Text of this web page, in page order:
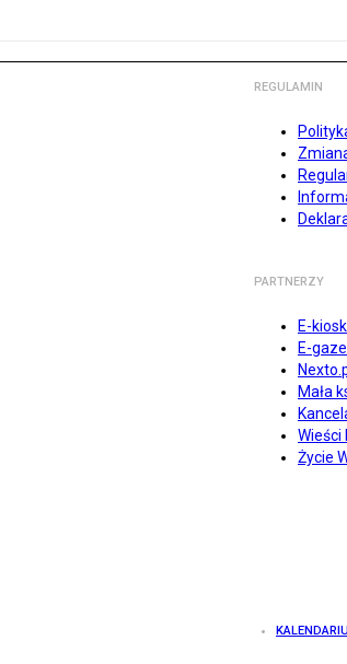
REGULAMIN
PARTNERZY
E-
E-
Mała
Wieści
Życie